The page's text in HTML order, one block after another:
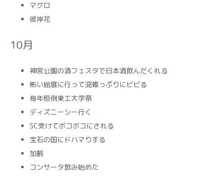
マグロ
彼岸花
10月
神宮公園の酒フェスタで日本酒飲んだくれる
怖い絵展に行って混雑っぷりにビビる
毎年恒例東工大学祭
ディズニーシー行く
SC受けてボコボコにされる
宝石の国にドハマりする
加齢
コンサータ飲み始めた